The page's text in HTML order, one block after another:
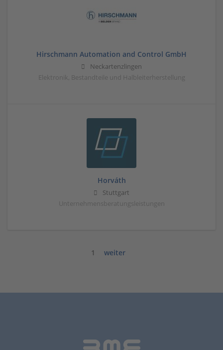
Hirschmann Automation and Control GmbH
Neckartenzlingen
Elektronik, Bestandteile und Halbleiterherstellung
Horváth
Stuttgart
Unternehmensberatungsleistungen
1 weiter